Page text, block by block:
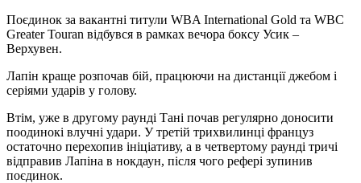
Поєдинок за вакантні титули WBA International Gold та WBC
Greater Touran відбувся в рамках вечора боксу Усик –
Верхувен.
Лапін краще розпочав бій, працюючи на дистанції джебом і
серіями ударів у голову.
Втім, уже в другому раунді Тані почав регулярно доносити
поодинокі влучні удари. У третій трихвилинці француз
остаточно перехопив ініціативу, а в четвертому раунді тричі
відправив Лапіна в нокдаун, після чого рефері зупинив
поєдинок.